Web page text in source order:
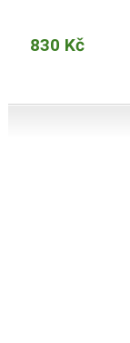
830 Kč